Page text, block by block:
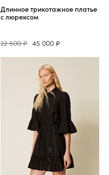
Длинное трикотажное платье
с люрексом
22 500 ₽ 45 000 ₽